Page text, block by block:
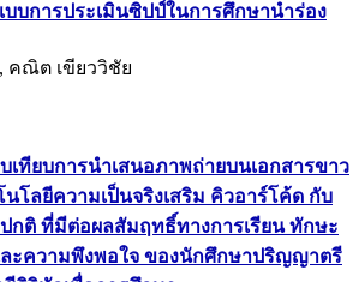
บการประเมินซิปป์ในการศึกษานำร่อง
คณิต เขียววิชัย
เทียบการนำเสนอภาพถ่ายบนเอกสารขาว
นโลยีความเป็นจริงเสริม คิวอาร์โค้ด กับ
กติ ที่มีต่อผลสัมฤทธิ์ทางการเรียน ทักษะ
ะความพึงพอใจ ของนักศึกษาปริญญาตรี